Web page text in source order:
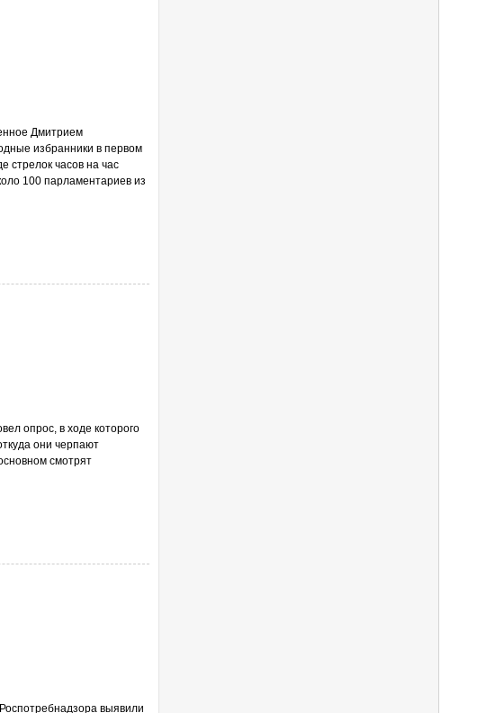
Дмитрием
избранники в первом
стрелок часов на час
100 парламентариев из
опрос, в ходе которого
они черпают
смотрят
выявили